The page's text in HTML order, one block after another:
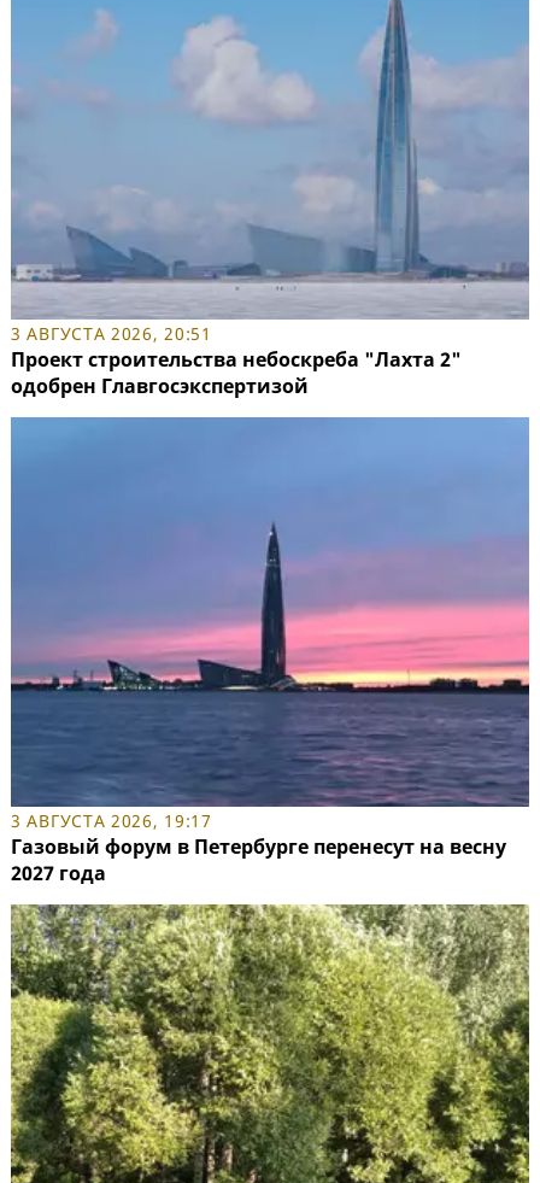
3 АВГУСТА 2026, 20:51
Проект строительства небоскреба "Лахта 2"
одобрен Главгосэкспертизой
3 АВГУСТА 2026, 19:17
Газовый форум в Петербурге перенесут на весну
2027 года